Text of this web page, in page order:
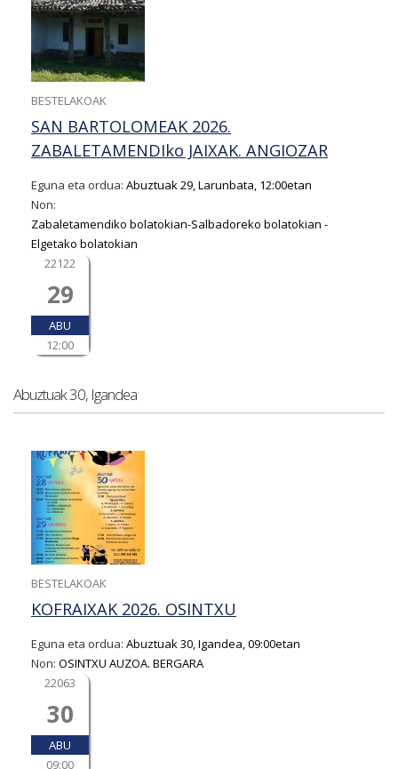
BESTELAKOAK
SAN BARTOLOMEAK 2026.
ZABALETAMENDIko JAIXAK. ANGIOZAR
Eguna eta ordua: Abuztuak 29, Larunbata, 12:00etan
Non:
Zabaletamendiko bolatokian-Salbadoreko bolatokian -
Elgetako bolatokian
22122
29
ABU
12:00
Abuztuak 30, Igandea
BESTELAKOAK
KOFRAIXAK 2026. OSINTXU
Eguna eta ordua: Abuztuak 30, Igandea, 09:00etan
Non: OSINTXU AUZOA. BERGARA
22063
30
ABU
09:00